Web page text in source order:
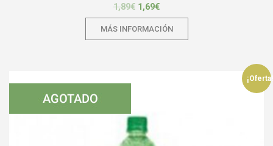
1,89€ 1,69€
MÁS INFORMACIÓN
¡Oferta!